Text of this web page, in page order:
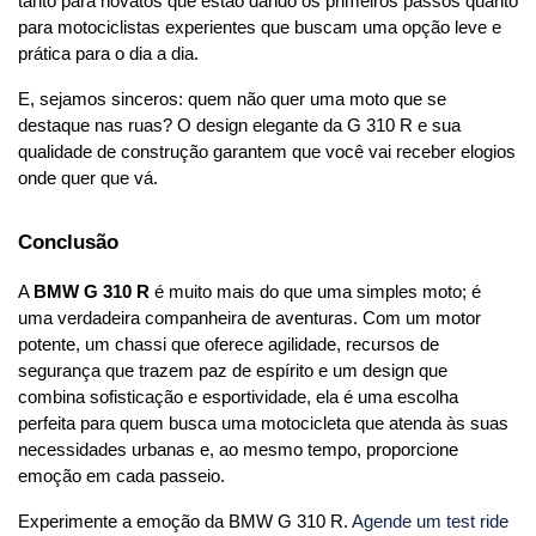
para motociclistas experientes que buscam uma opção leve e
prática para o dia a dia.
E, sejamos sinceros: quem não quer uma moto que se
destaque nas ruas? O design elegante da G 310 R e sua
qualidade de construção garantem que você vai receber elogios
onde quer que vá.
Conclusão
A BMW G 310 R é muito mais do que uma simples moto; é
uma verdadeira companheira de aventuras. Com um motor
potente, um chassi que oferece agilidade, recursos de
segurança que trazem paz de espírito e um design que
combina sofisticação e esportividade, ela é uma escolha
perfeita para quem busca uma motocicleta que atenda às suas
necessidades urbanas e, ao mesmo tempo, proporcione
emoção em cada passeio.
Experimente a emoção da BMW G 310 R. Agende um test ride